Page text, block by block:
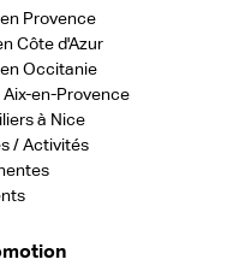
Provence
Côte d'Azur
Occitanie
Aix-en-Provence
à Nice
/ Activités